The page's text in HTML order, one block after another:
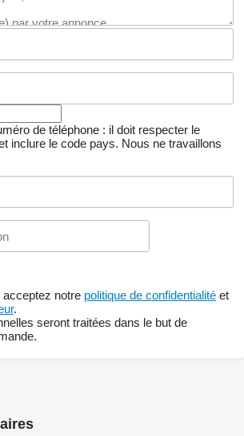
de téléphone : il doit respecter le
inclure le code pays. Nous ne travaillons
notre politique de confidentialité et
.
seront traitées dans le but de